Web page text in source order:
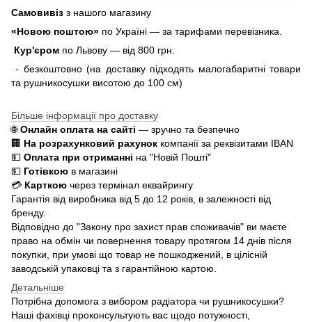
Самовивіз з нашого магазину
«Новою поштою» по Україні — за тарифами перевізника.
Кур'єром по Львову — від 800 грн.
- безкоштовно (на доставку підходять малогабаритні товари
та рушникосушки висотою до 100 см)
Більше інформації про доставку
🌐Онлайн оплата на сайті — зручно та безпечно
🏢 На розрахунковий рахунок компанії за реквізитами IBAN
💵 Оплата при отриманні на "Новій Пошті"
💵 Готівкою в магазині
💳 Карткою через термінал еквайрингу
Гарантія від виробника від 5 до 12 років, в залежності від
бренду.
Відповідно до "Закону про захист прав споживачів" ви маєте
право на обмін чи повернення товару протягом 14 днів після
покупки, при умові що товар не пошкоджений, в цілісній
заводській упаковці та з гарантійною картою.
Детальніше
Потрібна допомога з вибором радіатора чи рушникосушки?
Наші фахівці проконсультують вас щодо потужності,